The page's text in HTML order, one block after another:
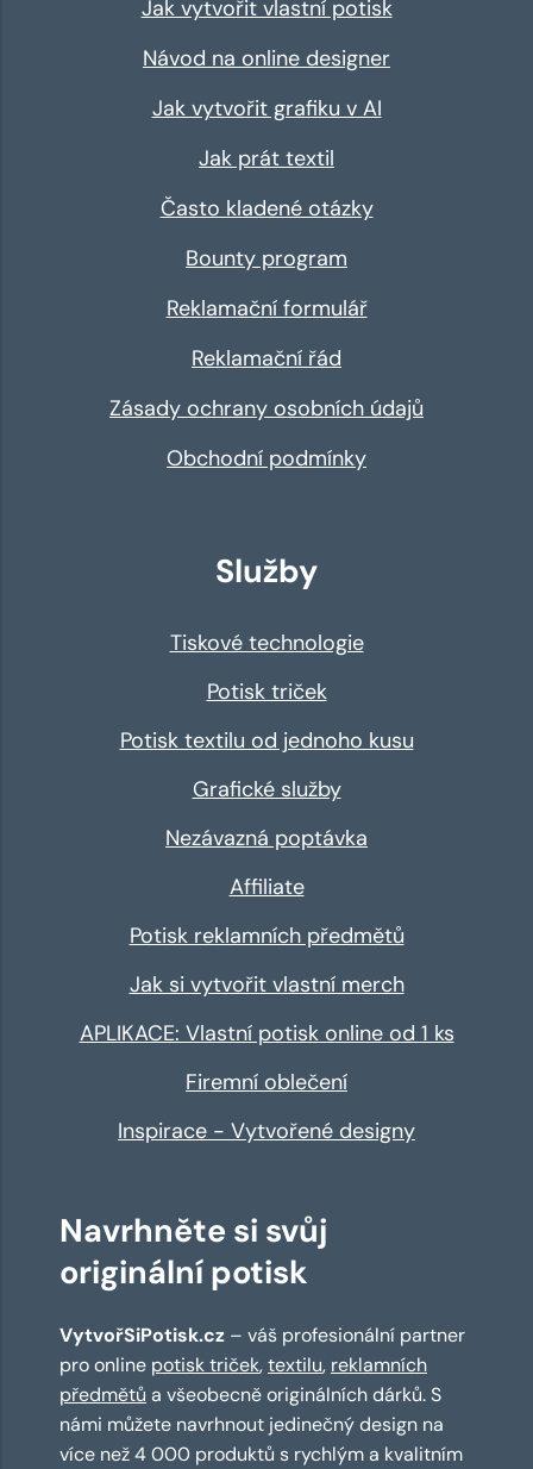
Jak vytvořit vlastní potisk
Návod na online designer
Jak vytvořit grafiku v AI
Jak prát textil
Často kladené otázky
Bounty program
Reklamační formulář
Reklamační řád
Zásady ochrany osobních údajů
Obchodní podmínky
Služby
Tiskové technologie
Potisk triček
Potisk textilu od jednoho kusu
Grafické služby
Nezávazná poptávka
Affiliate
Potisk reklamních předmětů
Jak si vytvořit vlastní merch
APLIKACE: Vlastní potisk online od 1 ks
Firemní oblečení
Inspirace - Vytvořené designy
Navrhněte si svůj
originální potisk
VytvořSiPotisk.cz – váš profesionální partner
pro online potisk triček,textilu, reklamních
předmětů a všeobecně originálních dárků. S
námi můžete navrhnout jedinečný design na
více než 4 000 produktů s rychlým a kvalitním